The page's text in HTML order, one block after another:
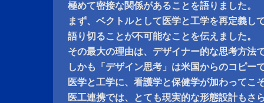
極めて密接な関係があることを語りました。
まず、ベクトルとして医学と工学を再定義し
語り切ることが不可能なことを伝えました。
その最大の理由は、デザイナー的な思考方法
しかも「デザイン思考」は米国からのコピー
医学と工学に、看護学と保健学が加わってこ
医工連携では、とても現実的な形態設計もさ